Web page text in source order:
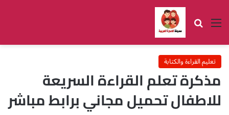
القائمة بحث عن
تعليم القراءة والكتابة
مذكرة تعلم القراءة السريعة
للاطفال تحميل مجاني برابط مباشر